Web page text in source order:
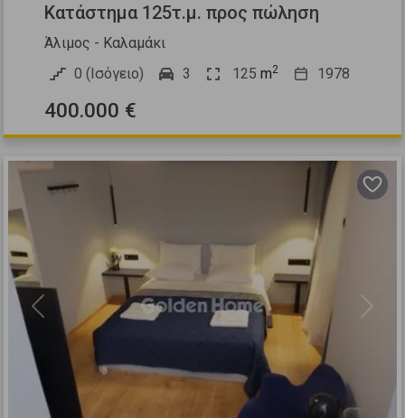
Κατάστημα 125τ.μ. προς πώληση
Άλιμος - Καλαμάκι
0 (Ισόγειο)
3 125 m2 1978
400.000 €
Previous Next